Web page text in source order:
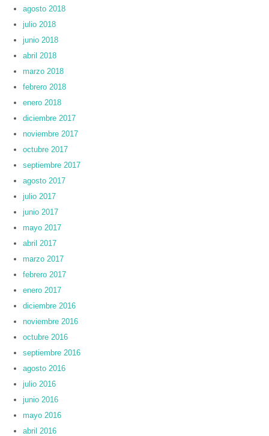
agosto 2018
julio 2018
junio 2018
abril 2018
marzo 2018
febrero 2018
enero 2018
diciembre 2017
noviembre 2017
octubre 2017
septiembre 2017
agosto 2017
julio 2017
junio 2017
mayo 2017
abril 2017
marzo 2017
febrero 2017
enero 2017
diciembre 2016
noviembre 2016
octubre 2016
septiembre 2016
agosto 2016
julio 2016
junio 2016
mayo 2016
abril 2016